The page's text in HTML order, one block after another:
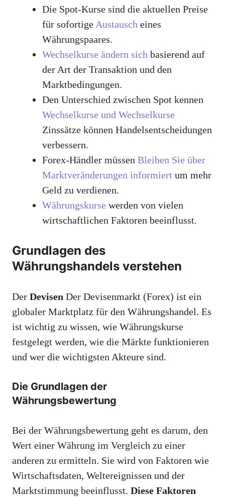
Die Spot-Kurse sind die aktuellen Preise
für sofortige Austausch eines
Währungspaares.
Wechselkurse ändern sich basierend auf
der Art der Transaktion und den
Marktbedingungen.
Den Unterschied zwischen Spot kennen
Wechselkurse und Wechselkurse
Zinssätze können Handelsentscheidungen
verbessern.
Forex-Händler müssen Bleiben Sie über
Marktveränderungen informiert um mehr
Geld zu verdienen.
Währungskurse werden von vielen
wirtschaftlichen Faktoren beeinflusst.
Grundlagen des
Währungshandels verstehen
Der Devisen Der Devisenmarkt (Forex) ist ein
globaler Marktplatz für den Währungshandel. Es
ist wichtig zu wissen, wie Währungskurse
festgelegt werden, wie die Märkte funktionieren
und wer die wichtigsten Akteure sind.
Die Grundlagen der
Währungsbewertung
Bei der Währungsbewertung geht es darum, den
Wert einer Währung im Vergleich zu einer
anderen zu ermitteln. Sie wird von Faktoren wie
Wirtschaftsdaten, Weltereignissen und der
Marktstimmung beeinflusst. Diese Faktoren